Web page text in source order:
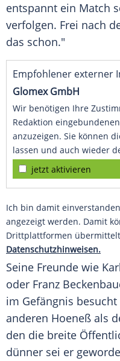
entspannt ein Match
verfolgen. Frei nach
das schon."
Empfohlener externer
Glomex GmbH
Wir benötigen Ihre
Redaktion
anzuzeigen. Sie können
lassen und auch wieder
jetzt aktivieren
Ich bin damit
angezeigt werden. Damit
Drittplattformen
Datenschutzhinweisen.
Seine Freunde wie
oder Franz
im Gefängnis
anderen Hoeneß als
den die breite
dünner sei er